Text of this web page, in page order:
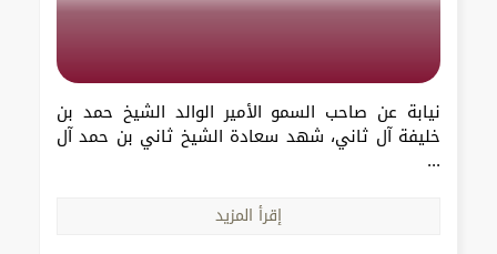
نيابة عن صاحب السمو الأمير الوالد الشيخ حمد بن
خليفة آل ثاني، شهد سعادة الشيخ ثاني بن حمد آل
...
إقرأ المزيد